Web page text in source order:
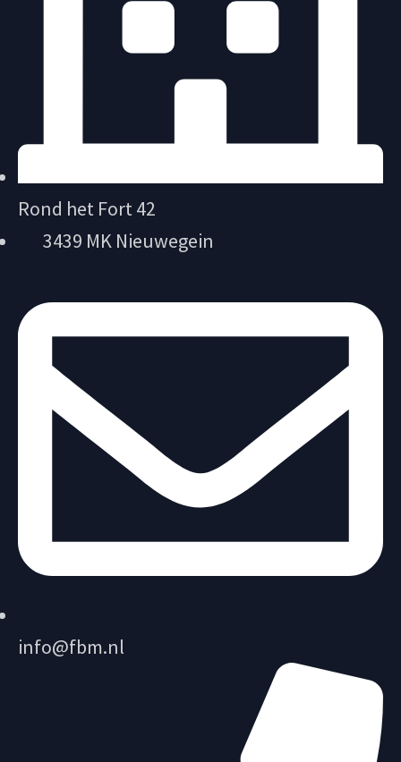
Rond het Fort 42
3439 MK Nieuwegein
info@fbm.nl